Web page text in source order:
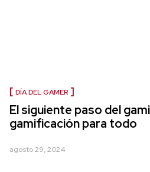
DÍA DEL GAMER
El siguiente paso del
gamificación para todo
agosto 29, 2024